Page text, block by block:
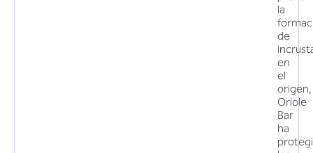
la
de
en
el
origen,
Oriole
Bar
ha